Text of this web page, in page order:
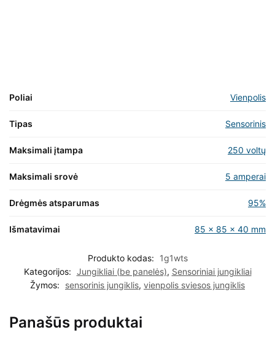
Poliai Vienpolis
Tipas Sensorinis
Maksimali įtampa 250 voltų
Maksimali srovė 5 amperai
Drėgmės atsparumas 95%
Išmatavimai 85 x 85 x 40 mm
Produkto kodas:
1g1wts
Kategorijos: Jungikliai (be panelės), Sensoriniai jungikliai
Žymos:
sensorinis jungiklis, vienpolis sviesos jungiklis
Panašūs produktai